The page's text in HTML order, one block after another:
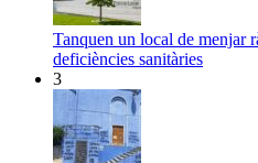
Tanquen un local de menjar
deficiències sanitàries
3